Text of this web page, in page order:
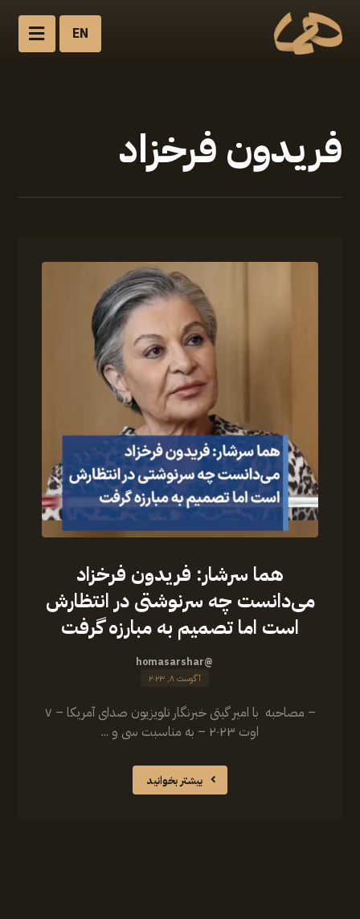
EN
فریدون فرخزاد
هما سرشار: فریدون فرخزاد
می‌دانست چه سرنوشتی در انتظارش
است اما تصمیم به مبارزه گرفت
@homasarshar
آگوست ۸, ۲۰۲۳
– مصاحبه با امیر گیتی خبرنگار تلویزیون صدای آمریکا – ۷
اوت ۲۰۲۳ – به مناسبت سی و ...
بیشتر بخوانید